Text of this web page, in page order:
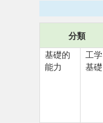
分類
基礎的
能力
工学
基礎